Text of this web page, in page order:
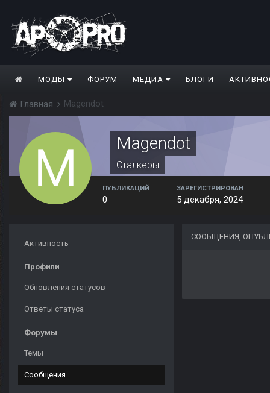
МОДЫ ФОРУМ МЕДИА БЛОГИ
Главная Magendot
Magendot
Сталкеры
ПУБЛИКАЦИЙ
0
ЗАРЕГИСТРИРОВАН
5 декабря, 2024
Активность
Профили
Обновления статусов
Ответы статуса
Форумы
Темы
Сообщения
СООБЩЕНИЯ,